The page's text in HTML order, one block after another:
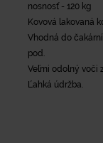
nosnosť - 120 kg
Kovová lakovaná
Vhodná do
pod.
Veľmi odolný voči
Ľahká údržba.